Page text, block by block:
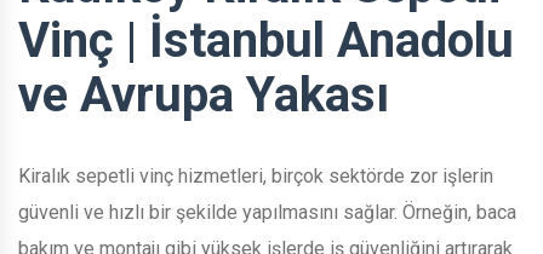
Vinç | İstanbul Anadolu
ve Avrupa Yakası
Kiralık sepetli vinç hizmetleri, birçok sektörde zor işlerin
güvenli ve hızlı bir şekilde yapılmasını sağlar. Örneğin, baca
bakım ve montajı gibi yüksek işlerde iş güvenliğini artırarak